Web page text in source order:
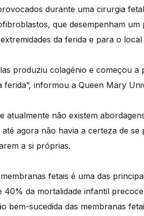
durante uma cirurgia
que desempenham
da ferida e para o local
produziu colagénio e começou
ferida”, informou a Queen Mary
atualmente não existem
agora não havia a certeza de
a si próprias.
fetais é uma das
40% da mortalidade infantil
bem-sucedida das membranas